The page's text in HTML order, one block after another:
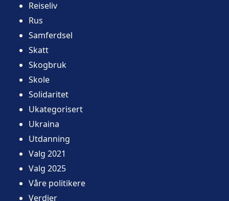
Reiseliv
Rus
Samferdsel
Skatt
Skogbruk
Skole
Solidaritet
Ukategorisert
Ukraina
Utdanning
Valg 2021
Valg 2025
Våre politikere
Verdier